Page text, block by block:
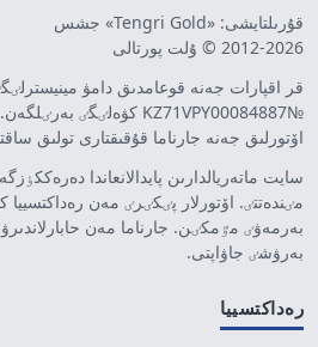
قۇرىلتايشى: «Tengri Gold» جشس
2012-2026 © ۇلت پورتالى
قر اقپارات جەنە قوعامدىق دامۋ
№KZ71VPY00084887 كۋەلٸگٸ بەرٸلگەن.
اۆتورلىق جەنە جارناما قۇقىقتارى تولىق
سايت ماتەريالدارىن پايدالانعاندا
مٸندەتتٸ. اۆتورلار پٸكٸرٸ مەن
بەرمەۋٸ مٷمكٸن. جارناما مەن
بەرۋشٸ جاۋاپتى.
رەداكتسييا